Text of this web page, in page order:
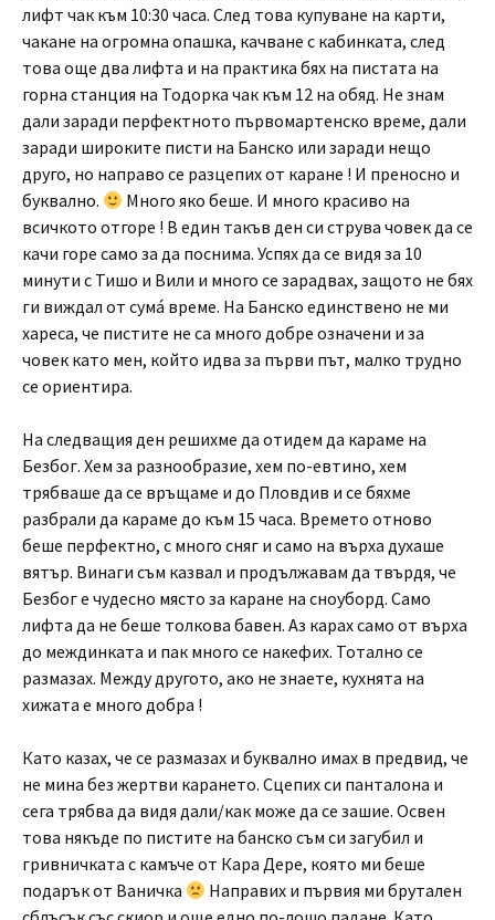
лифт чак към 10:30 часа. След това купуване на карти,
чакане на огромна опашка, качване с кабинката, след
това още два лифта и на практика бях на пистата на
горна станция на Тодорка чак към 12 на обяд. Не знам
дали заради перфектното първомартенско време, дали
заради широките писти на Банско или заради нещо
друго, но направо се разцепих от каране ! И преносно и
буквално.
Много яко беше. И много красиво на
всичкото отгоре ! В един такъв ден си струва човек да се
качи горе само за да поснима. Успях да се видя за 10
минути с Тишо и Вили и много се зарадвах, защото не бях
ги виждал от сумá време. На Банско единствено не ми
хареса, че пистите не са много добре означени и за
човек като мен, който идва за първи път, малко трудно
се ориентира.
На следващия ден решихме да отидем да караме на
Безбог. Хем за разнообразие, хем по-евтино, хем
трябваше да се връщаме и до Пловдив и се бяхме
разбрали да караме до към 15 часа. Времето отново
беше перфектно, с много сняг и само на върха духаше
вятър. Винаги съм казвал и продължавам да твърдя, че
Безбог е чудесно място за каране на сноуборд. Само
лифта да не беше толкова бавен. Аз карах само от върха
до междинката и пак много се накефих. Тотално се
размазах. Между другото, ако не знаете, кухнята на
хижата е много добра !
Като казах, че се размазах и буквално имах в предвид, че
не мина без жертви карането. Сцепих си панталона и
сега трябва да видя дали/как може да се зашие. Освен
това някъде по пистите на банско съм си загубил и
гривничката с камъче от Кара Дере, която ми беше
подарък от Ваничка
Направих и първия ми брутален